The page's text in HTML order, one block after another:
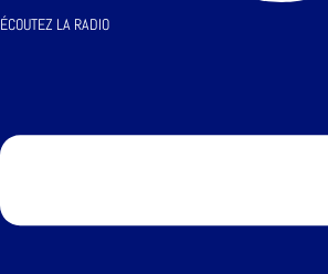
ÉCOUTEZ LA RADIO